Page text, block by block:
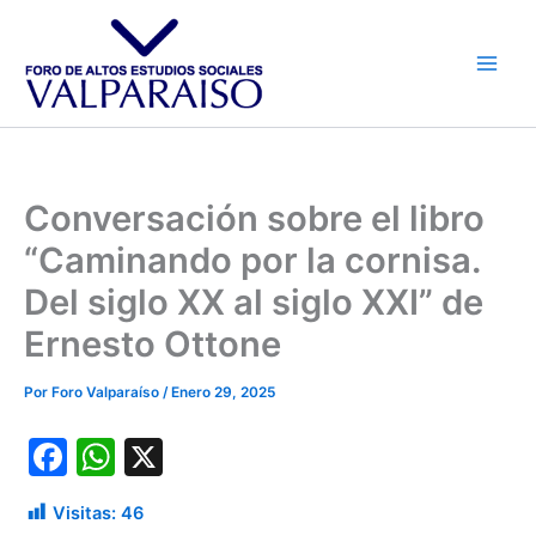
contenido
Conversación sobre el libro
“Caminando por la cornisa.
Del siglo XX al siglo XXI” de
Ernesto Ottone
Por Foro Valparaíso / Enero 29, 2025
F
a
W
h
Visitas: 46